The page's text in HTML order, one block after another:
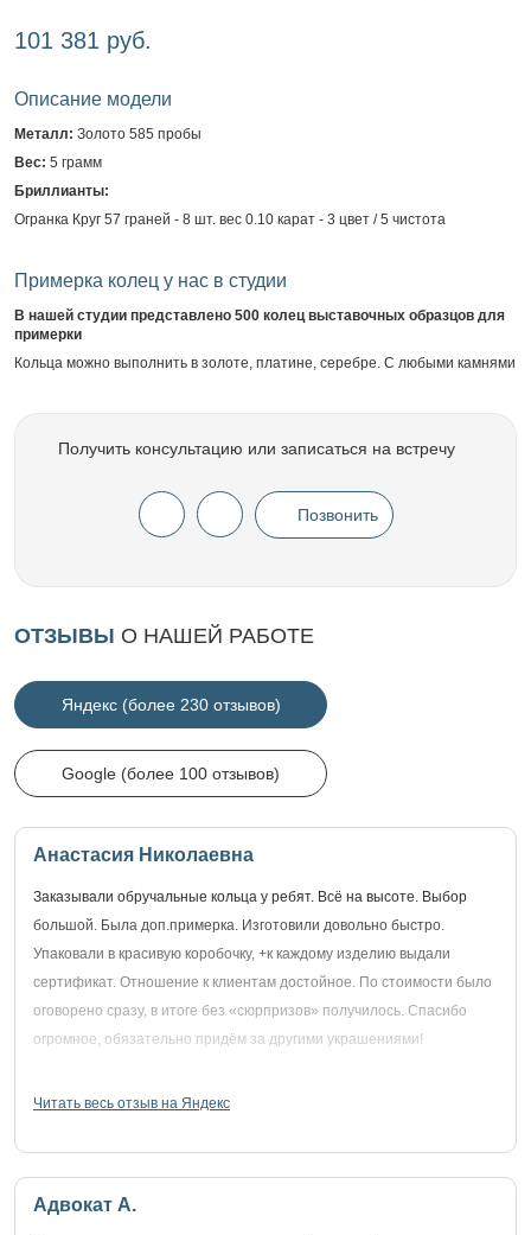
101 381 руб.
Описание модели
Металл: Золото 585 пробы
Вес: 5 грамм
Бриллианты:
Огранка Круг 57 граней - 8 шт. вес 0.10 карат - 3 цвет / 5 чистота
Примерка колец у нас в студии
В нашей студии представлено 500 колец выставочных образцов для
примерки
Кольца можно выполнить в золоте, платине, серебре. С любыми камнями
Получить консультацию или записаться на встречу
Позвонить
ОТЗЫВЫ О НАШЕЙ РАБОТЕ
Яндекс (более 230 отзывов)
Google (более 100 отзывов)
Анастасия Николаевна
Заказывали обручальные кольца у ребят. Всё на высоте. Выбор
большой. Была доп.примерка. Изготовили довольно быстро.
Упаковали в красивую коробочку, +к каждому изделию выдали
сертификат. Отношение к клиентам достойное. По стоимости было
оговорено сразу, в итоге без «сюрпризов» получилось. Спасибо
огромное, обязательно придём за другими украшениями!
Читать весь отзыв на Яндекс
Адвокат А.